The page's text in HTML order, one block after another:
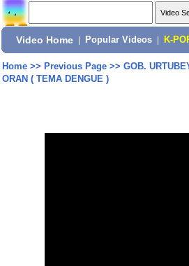
Video Home Popular Videos K-
Home>> Previous Page>> GOB.
ORAN ( TEMA DENGUE )